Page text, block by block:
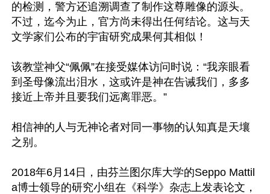
的检测，警方还追溯调查了制作这尊雕像的源头。
不过，迄今为止，官方尚未得出任何结论。这与天
文学家们公布的宇宙研究成果何其相似！
该教堂神父“佩佩”在接受媒体访问时说：“我亲眼看
到圣母像流出泪水，这或许是神在告诫我们，多多
接近上帝并且要我们远离罪恶。”
相信神的人与无神论者对同一事物的认知真是天壤
之别。
2018年6月14日，由芬兰图尔库大学的Seppo Mattil
a博士领导的研究小组在《科学》杂志上发表论文，